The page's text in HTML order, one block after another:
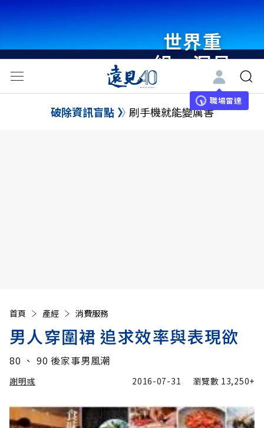
世界重
組・洞見
未來 與
世界領袖
職場雷達
破除資訊盲點 刷手機就能變厲害
首頁 產經 消費服務
男人穿圍裙 追求效率與表現欲
80 、 90 後家事男風潮
謝明彧 2016-07-31 瀏覽數 13,250+